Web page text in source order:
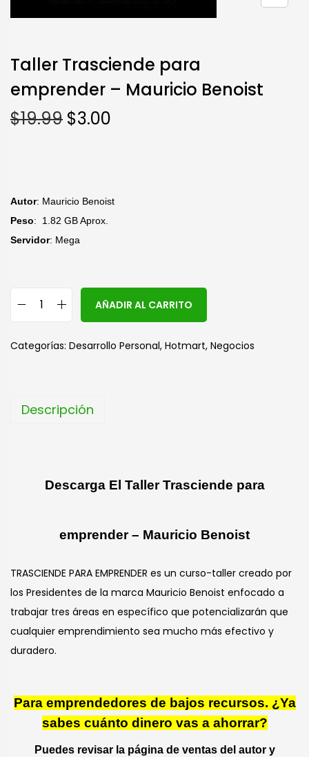
Taller Trasciende para
emprender – Mauricio Benoist
$19.99 $3.00
Autor: Mauricio Benoist
Peso: 1.82 GB Aprox.
Servidor: Mega
AÑADIR AL CARRITO
e
Categorías: Desarrollo Personal, Hotmart, Negocios
Descripción
Descarga El Taller Trasciende para
emprender – Mauricio Benoist
TRASCIENDE PARA EMPRENDER es un curso-taller creado por
los Presidentes de la marca Mauricio Benoist enfocado a
trabajar tres áreas en específico que potencializarán que
cualquier emprendimiento sea mucho más efectivo y
duradero.
Para emprendedores de bajos recursos. ¿Ya
sabes cuánto dinero vas a ahorrar?
Puedes revisar la página de ventas del autor y